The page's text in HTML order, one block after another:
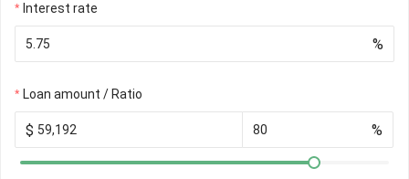
Interest rate
%
Loan amount / Ratio
$ %